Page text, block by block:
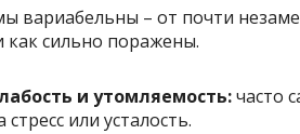
вариабельны – от почти
как сильно поражены.
и утомляемость:часто
стресс или усталость.